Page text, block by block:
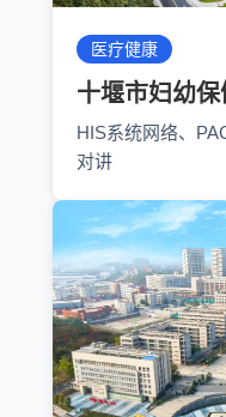
医疗健康
十堰市妇幼
HIS系统网络、
对讲